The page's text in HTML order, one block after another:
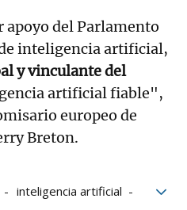
apoyo del Parlamento
inteligencia artificial,
y vinculante del
artificial fiable",
europeo de
Breton.
inteligencia artificial